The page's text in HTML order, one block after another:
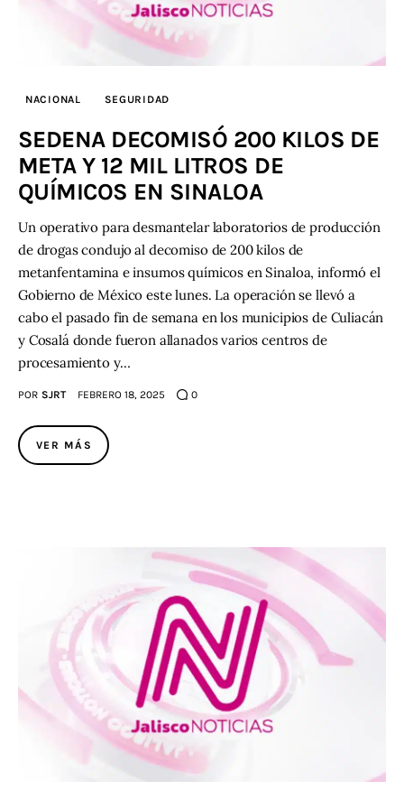
NACIONAL SEGURIDAD
SEDENA DECOMISÓ 200 KILOS DE
META Y 12 MIL LITROS DE
QUÍMICOS EN SINALOA
Un operativo para desmantelar laboratorios de producción
de drogas condujo al decomiso de 200 kilos de
metanfentamina e insumos químicos en Sinaloa, informó el
Gobierno de México este lunes. La operación se llevó a
cabo el pasado fin de semana en los municipios de Culiacán
y Cosalá donde fueron allanados varios centros de
procesamiento y…
POR SJRT FEBRERO 18, 2025 0
VER MÁS